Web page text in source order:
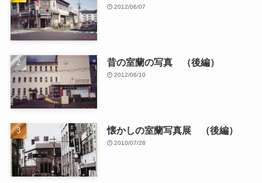
2012/06/07
昔の室蘭の写真 （後編）
2012/06/10
懐かしの室蘭写真展 （後編）
2010/07/28